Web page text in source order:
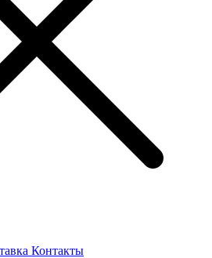
Контакты